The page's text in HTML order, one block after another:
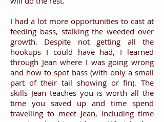
I had a lot more opportunities to cast at
feeding bass, stalking the weeded over
growth. Despite not getting all the
hookups I could have had, I learned
through Jean where I was going wrong
and how to spot bass (with only a small
part of their tail showing or fin). The
skills Jean teaches you is worth all the
time you saved up and time spend
travelling to meet Jean, including time